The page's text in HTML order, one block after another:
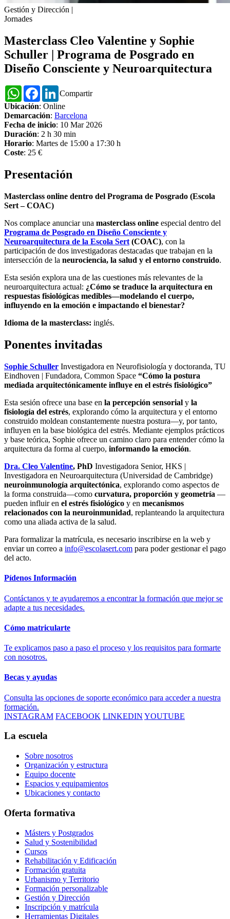
Gestión y Dirección |
Jornades
Masterclass Cleo Valentine y Sophie
Schuller | Programa de Posgrado en
Diseño Consciente y Neuroarquitectura
Compartir
WhatsAppFacebookLinkedIn
Ubicación: Online
Demarcación: Barcelona
Fecha de inicio: 10 Mar 2026
Duración: 2 h 30 min
Horario: Martes de 15:00 a 17:30 h
Coste: 25 €
Presentación
Masterclass online dentro del Programa de Posgrado (Escola
Sert – COAC)
Nos complace anunciar una masterclass online especial dentro del
Programa de Posgrado en Diseño Consciente y
Neuroarquitectura de la Escola Sert (COAC), con la
participación de dos investigadoras destacadas que trabajan en la
intersección de la neurociencia, la salud y el entorno construido.
Esta sesión explora una de las cuestiones más relevantes de la
neuroarquitectura actual: ¿Cómo se traduce la arquitectura en
respuestas fisiológicas medibles—modelando el cuerpo,
influyendo en la emoción e impactando el bienestar?
Idioma de la masterclass: inglés.
Ponentes invitadas
Sophie Schuller Investigadora en Neurofisiología y doctoranda, TU
Eindhoven | Fundadora, Common Space “Cómo la postura
mediada arquitectónicamente influye en el estrés fisiológico”
Esta sesión ofrece una base en la percepción sensorial y la
fisiología del estrés, explorando cómo la arquitectura y el entorno
construido moldean constantemente nuestra postura—y, por tanto,
influyen en la base biológica del estrés. Mediante ejemplos prácticos
y base teórica, Sophie ofrece un camino claro para entender cómo la
arquitectura da forma al cuerpo, informando la emoción.
Dra. Cleo Valentine, PhD Investigadora Senior, HKS |
Investigadora en Neuroarquitectura (Universidad de Cambridge)
neuroinmunología arquitectónica, explorando como aspectos de
la forma construida—como curvatura, proporción y geometría —
pueden influir en el estrés fisiológico y en mecanismos
relacionados con la neuroinmunidad, replanteando la arquitectura
como una aliada activa de la salud.
Para formalizar la matrícula, es necesario inscribirse en la web y
enviar un correo a info@escolasert.com para poder gestionar el pago
del acto.
Pídenos Información
Contáctanos y te ayudaremos a encontrar la formación que mejor se
adapte a tus necesidades.
Cómo matricularte
Te explicamos paso a paso el proceso y los requisitos para formarte
con nosotros.
Becas y ayudas
Consulta las opciones de soporte económico para acceder a nuestra
formación.
INSTAGRAM FACEBOOK LINKEDIN YOUTUBE
La escuela
Sobre nosotros
Organización y estructura
Equipo docente
Espacios y equipamientos
Ubicaciones y contacto
Oferta formativa
Másters y Postgrados
Salud y Sostenibilidad
Cursos
Rehabilitación y Edificación
Formación gratuita
Urbanismo y Territorio
Formación personalizable
Gestión y Dirección
Inscripción y matrícula
Herramientas Digitales